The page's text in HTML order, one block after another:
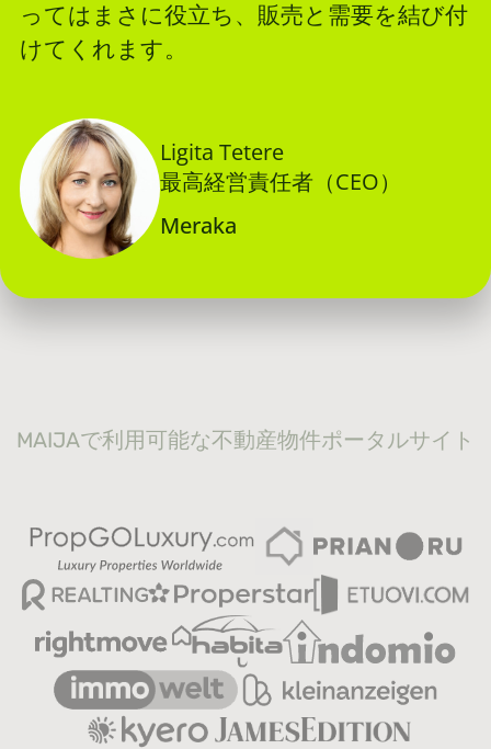
ってはまさに役立ち、販売と需要を結び付
けてくれます。
Ligita Tetere
最高経営責任者（CEO）
Meraka
MAIJAで利用可能な不動産物件ポータルサイト